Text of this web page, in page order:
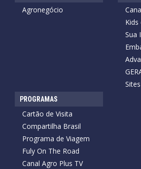
Agronegócio
Kids
Sua
PROGRAMAS
Cartão de Visita
Compartilha Brasil
Programa de Viagem
Fuly On The Road
Canal Agro Plus TV